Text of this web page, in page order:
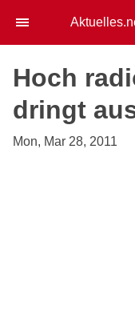
Hoch
dringt
Mon, Mar 28, 2011